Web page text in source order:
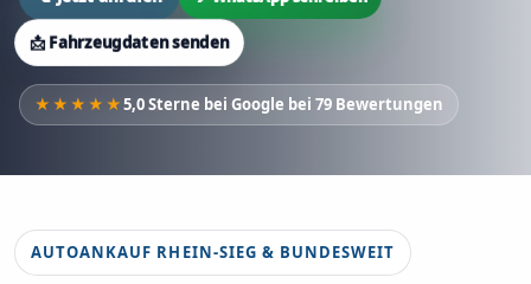
📩 Fahrzeugdaten senden
★★★★★5,0 Sterne bei Google bei 79 Bewertungen
AUTOANKAUF RHEIN-SIEG & BUNDESWEIT